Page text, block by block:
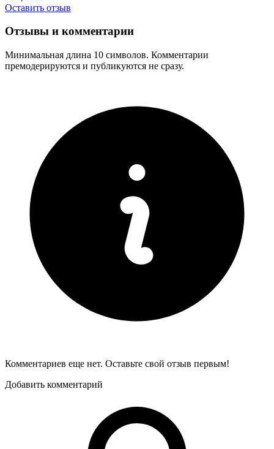
Оставить отзыв
Отзывы и комментарии
Минимальная длина 10 символов. Комментарии
премодерируются и публикуются не сразу.
Комментариев еще нет. Оставьте свой отзыв первым!
Добавить комментарий